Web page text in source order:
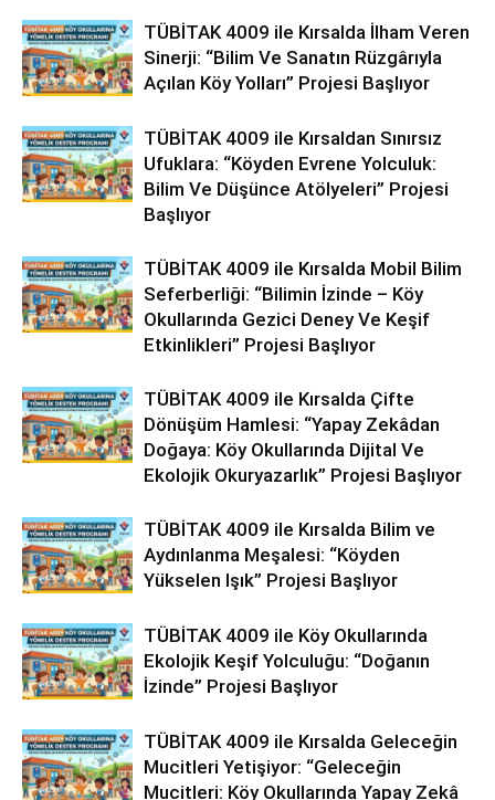
TÜBİTAK 4009 ile Kırsalda İlham Veren
Sinerji: “Bilim Ve Sanatın Rüzgârıyla
Açılan Köy Yolları” Projesi Başlıyor
TÜBİTAK 4009 ile Kırsaldan Sınırsız
Ufuklara: “Köyden Evrene Yolculuk:
Bilim Ve Düşünce Atölyeleri” Projesi
Başlıyor
TÜBİTAK 4009 ile Kırsalda Mobil Bilim
Seferberliği: “Bilimin İzinde – Köy
Okullarında Gezici Deney Ve Keşif
Etkinlikleri” Projesi Başlıyor
TÜBİTAK 4009 ile Kırsalda Çifte
Dönüşüm Hamlesi: “Yapay Zekâdan
Doğaya: Köy Okullarında Dijital Ve
Ekolojik Okuryazarlık” Projesi Başlıyor
TÜBİTAK 4009 ile Kırsalda Bilim ve
Aydınlanma Meşalesi: “Köyden
Yükselen Işık” Projesi Başlıyor
TÜBİTAK 4009 ile Köy Okullarında
Ekolojik Keşif Yolculuğu: “Doğanın
İzinde” Projesi Başlıyor
TÜBİTAK 4009 ile Kırsalda Geleceğin
Mucitleri Yetişiyor: “Geleceğin
Mucitleri: Köy Okullarında Yapay Zekâ